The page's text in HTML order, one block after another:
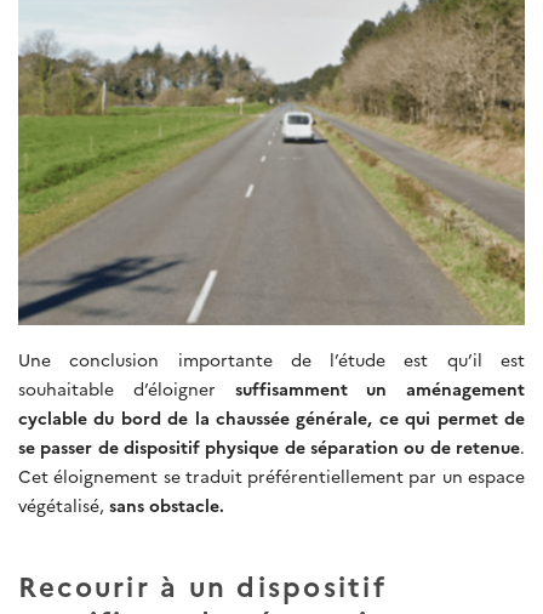
Une conclusion importante de l’étude est qu’il est
souhaitable d’éloignersuffisamment un aménagement
cyclable du bord de la chaussée générale, ce qui permet de
se passer de dispositif physique de séparation ou de retenue.
Cet éloignement se traduit préférentiellement par un espace
végétalisé, sans obstacle.
Recourir à un dispositif